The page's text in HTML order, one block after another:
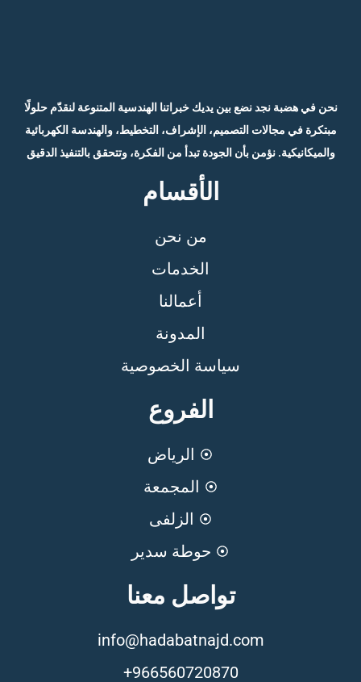
نحن في هضبة نجد نضع بين يديك خبراتنا الهندسية المتنوعة لنقدّم حلولًا
مبتكرة في مجالات التصميم، الإشراف، التخطيط، والهندسة الكهربائية
والميكانيكية. نؤمن بأن الجودة تبدأ من الفكرة، وتتحقق بالتنفيذ الدقيق
الأقسام
من نحن
الخدمات
أعمالنا
المدونة
سياسة الخصوصية
الفروع
الرياض
المجمعة
الزلفى
حوطة سدير
تواصل معنا
info@hadabatnajd.com
966560720870+